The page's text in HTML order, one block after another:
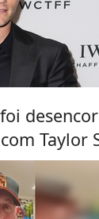
Taylor